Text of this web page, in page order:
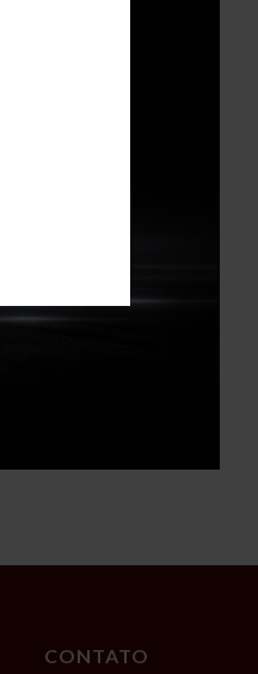
CONTATO